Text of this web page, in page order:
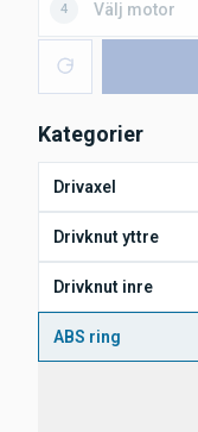
4
Kategorier
Drivaxel
Drivknut yttre
Drivknut inre
ABS ring